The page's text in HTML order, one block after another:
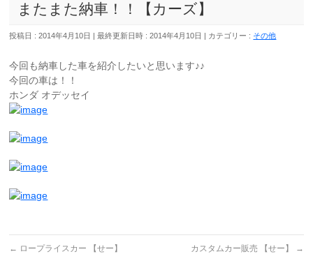
またまた納車！！【カーズ】
投稿日 : 2014年4月10日 最終更新日時 : 2014年4月10日 カテゴリー : その他
今回も納車した車を紹介したいと思います♪♪
今回の車は！！
ホンダ オデッセイ
← ロープライスカー 【せー】 カスタムカー販売 【せー】 →